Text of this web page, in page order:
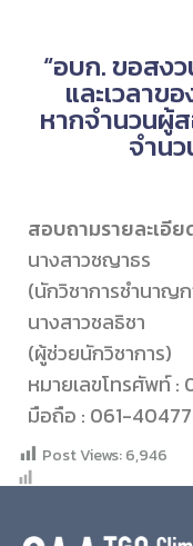
“อบก. ขอสง
และเวลาข
หากจำนวนผู้
จำน
สอบถามรายละเอีย
นางสาวชญาธร
(นักวิชาการชำนาญ
นางสาวชลธิชา
(ผู้ช่วยนักวิชาการ)
หมายเลขโทรศัพท์ :
มือถือ : 061-
Post Views:6,946